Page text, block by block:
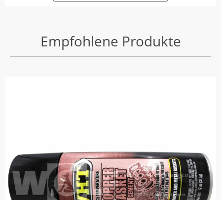
Empfohlene Produkte